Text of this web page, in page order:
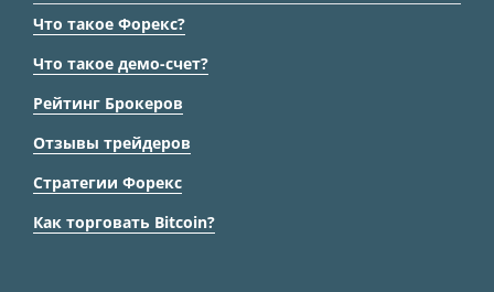
Что такое Форекс?
Что такое демо-счет?
Рейтинг Брокеров
Отзывы трейдеров
Стратегии Форекс
Как торговать Bitcoin?